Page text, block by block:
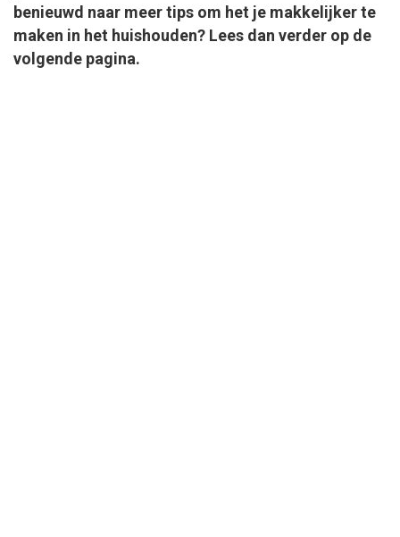
benieuwd naar meer tips om het je makkelijker te
maken in het huishouden? Lees dan verder op de
volgende pagina.